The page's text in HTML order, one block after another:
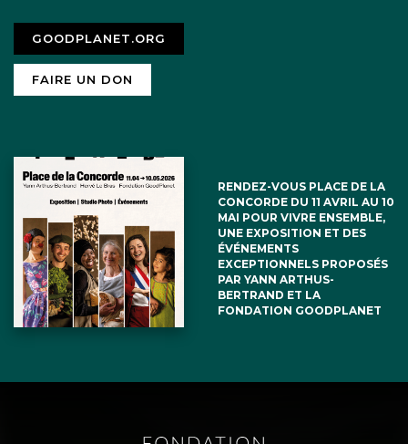
GOODPLANET.ORG
FAIRE UN DON
RENDEZ-VOUS PLACE DE LA
CONCORDE DU 11 AVRIL AU 10
MAI POUR VIVRE ENSEMBLE,
UNE EXPOSITION ET DES
ÉVÉNEMENTS
EXCEPTIONNELS PROPOSÉS
PAR YANN ARTHUS-
BERTRAND ET LA
FONDATION GOODPLANET